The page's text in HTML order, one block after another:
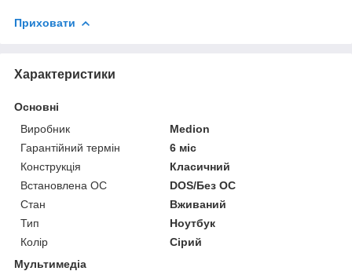
Приховати
Характеристики
Основні
Виробник
Medion
Гарантійний термін
6 міс
Конструкція
Класичний
Встановлена ОС
DOS/Без ОС
Стан
Вживаний
Тип
Ноутбук
Колір
Сірий
Мультимедіа